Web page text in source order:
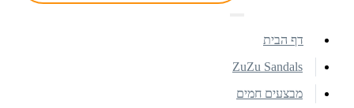
דף הבית
ZuZu Sandals
מבצעים חמים